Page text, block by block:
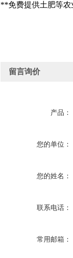
**免费提供土肥等
留言询价
产品：
您的单位：
您的姓名：
联系电话：
常用邮箱：